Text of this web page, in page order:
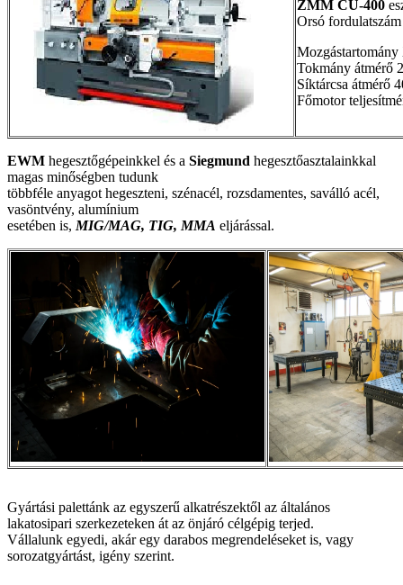
ZMM CU-400
Orsó
Tokmány átmérő
Síktárcsa átmérő
Főmotor
EWM hegesztőgépeinkkel és a Siegmund hegesztőasztalainkkal
magas minőségben tudunk
többféle anyagot hegeszteni, szénacél, rozsdamentes, saválló acél,
vasöntvény, alumínium
esetében is, MIG/MAG, TIG, MMA eljárással.
Gyártási palettánk az egyszerű alkatrészektől az általános
lakatosipari szerkezeteken át az önjáró célgépig terjed.
Vállalunk egyedi, akár egy darabos megrendeléseket is, vagy
sorozatgyártást, igény szerint.